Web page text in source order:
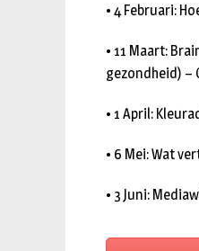
• 4 Februari:
• 11 Maart:
gezondheid) –
• 1 April:
• 6 Mei: Wat
• 3 Juni: